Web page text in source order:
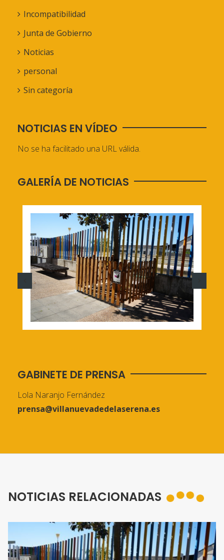
Incompatibilidad
Junta de Gobierno
Noticias
personal
Sin categoría
NOTICIAS EN VÍDEO
No se ha facilitado una URL válida.
GALERÍA DE NOTICIAS
GABINETE DE PRENSA
Lola Naranjo Fernández
prensa@villanuevadedelaserena.es
NOTICIAS RELACIONADAS